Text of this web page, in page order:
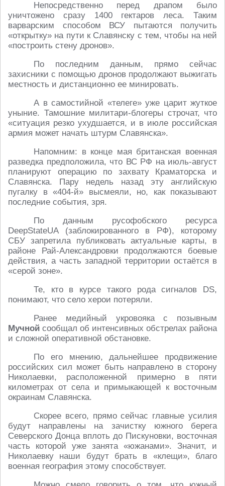
Непосредственно перед драпом было
уничтожено сразу 1400 гектаров леса. Таким
варварским способом ВСУ пытаются получить
«открытку» на пути к Славянску с тем, чтобы на ней
«построить стену дронов».
По последним данным, прямо сейчас
захисники с помощью дронов продолжают выжигать
местность и дистанционно ее минировать.
А в самостийной «телеге» уже царит жуткое
уныние. Тамошние милитари-блогеры строчат, что
«ситуация резко ухудшается, и в июле российская
армия может начать штурм Славянска».
Напомним: в конце мая британская военная
разведка предположила, что ВС РФ на июль-август
планируют операцию по захвату Краматорска и
Славянска. Пару недель назад эту английскую
пугалку в «404-й» высмеяли, но, как показывают
последние события, зря.
По данным русофобского ресурса
DeepStateUA (заблокированного в РФ), которому
СБУ запретила публиковать актуальные карты, в
районе Рай-Александровки продолжаются боевые
действия, а часть западной территории остаётся в
«серой зоне».
Те, кто в курсе такого рода сигналов DS,
понимают, что село херои потеряли.
Ранее медийный укровояка с позывным
Мучной сообщал об интенсивных обстрелах района
и сложной оперативной обстановке.
По его мнению, дальнейшее продвижение
российских сил может быть направлено в сторону
Николаевки, расположенной примерно в пяти
километрах от села и примыкающей к восточным
окраинам Славянска.
Скорее всего, прямо сейчас главные усилия
будут направлены на зачистку южного берега
Северского Донца вплоть до Пискуновки, восточная
часть которой уже занята «южанами». Значит, и
Николаевку наши будут брать в «клещи», благо
военная география этому способствует.